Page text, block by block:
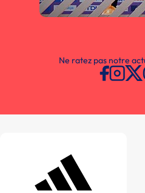
Ne ratez pas notre